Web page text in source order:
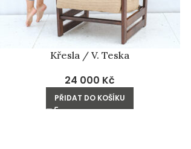
Křesla / V. Teska
24 000 Kč
PŘIDAT DO KOŠÍKU